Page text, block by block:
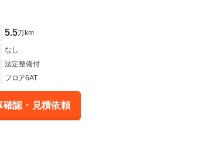
5.5万km
なし
法定整備付
フロア6AT
確認・見積依頼